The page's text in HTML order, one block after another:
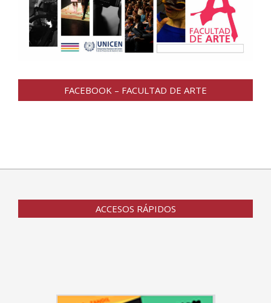
FACEBOOK – FACULTAD DE ARTE
ACCESOS RÁPIDOS